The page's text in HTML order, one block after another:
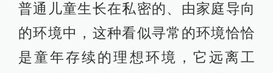
普通儿童生长在私密的、由家庭导向
的环境中，这种看似寻常的环境恰恰
是童年存续的理想环境，它远离工